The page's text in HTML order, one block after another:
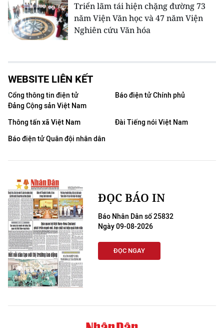
Triển lãm tái hiện chặng đường 73
năm Viện Văn học và 47 năm Viện
Nghiên cứu Văn hóa
WEBSITE LIÊN KẾT
Cổng thông tin điện tử
Đảng Cộng sản Việt Nam
Báo điện tử Chính phủ
Thông tấn xã Việt Nam
Đài Tiếng nói Việt Nam
Báo điện tử Quân đội nhân dân
ĐỌC BÁO IN
Báo Nhân Dân số 25832
Ngày 09-08-2026
ĐỌC NGAY